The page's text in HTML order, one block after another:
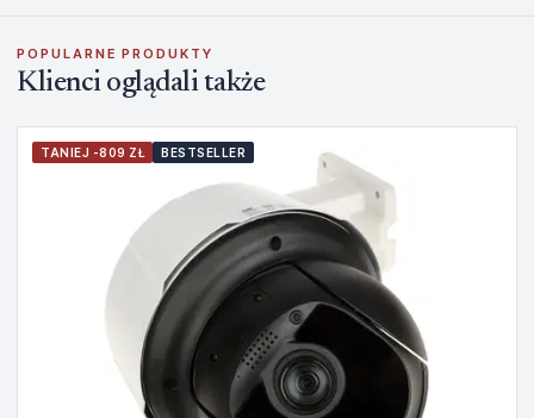
POPULARNE PRODUKTY
Klienci oglądali także
TANIEJ -809 ZŁ BESTSELLER